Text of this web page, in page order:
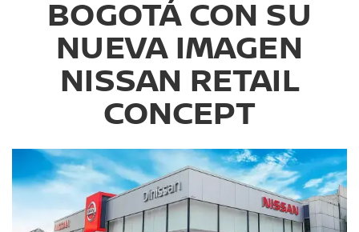
BOGOTÁ CON SU
NUEVA IMAGEN
NISSAN RETAIL
CONCEPT